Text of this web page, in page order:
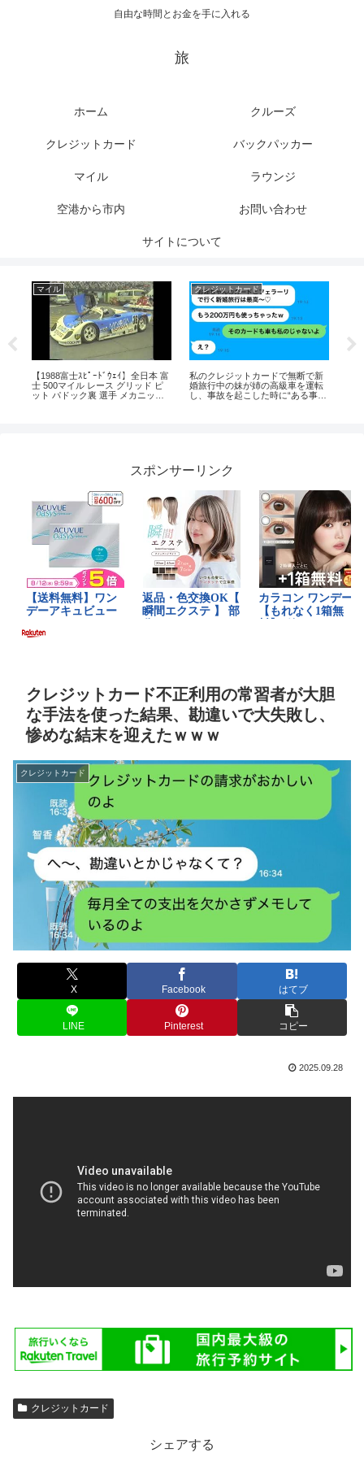
自由な時間とお金を手に入れる
旅
ホーム クルーズ
クレジットカード バックパッカー
マイル ラウンジ
空港から市内 お問い合わせ
サイトについて
マイル
【1988富士ｽﾋﾟｰﾄﾞｳｪｲ】全日本 富
士 500マイル レース グリッド ピ
ット パドック裏 選手 メカニック
クレジットカード
私のクレジットカードで無断で新
婚旅行中の妹が姉の高級車を運転
し、事故を起こした時に“ある事
スポンサーリンク
クレジットカード不正利用の常習者が大胆
な手法を使った結果、勘違いで大失敗し、
惨めな結末を迎えたｗｗｗ
クレジットカード
X Facebook はてブ
LINE Pinterest コピー
2025.09.28
クレジットカード
シェアする